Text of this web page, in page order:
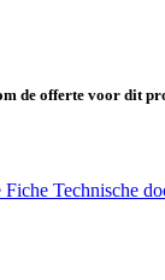
de offerte voor dit
Fiche Technische